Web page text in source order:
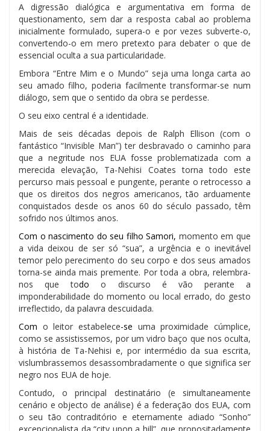
A digressão dialógica e argumentativa em forma de
questionamento, sem dar a resposta cabal ao problema
inicialmente formulado, supera-o e por vezes subverte-o,
convertendo-o em mero pretexto para debater o que de
essencial oculta a sua particularidade.
Embora “Entre Mim e o Mundo” seja uma longa carta ao
seu amado filho, poderia facilmente transformar-se num
diálogo, sem que o sentido da obra se perdesse.
O seu eixo central é a identidade.
Mais de seis décadas depois de Ralph Ellison (com o
fantástico “Invisible Man”) ter desbravado o caminho para
que a negritude nos EUA fosse problematizada com a
merecida elevação, Ta-Nehisi Coates torna todo este
percurso mais pessoal e pungente, perante o retrocesso a
que os direitos dos negros americanos, tão arduamente
conquistados desde os anos 60 do século passado, têm
sofrido nos últimos anos.
Com o nascimento do seu filho Samori, momento em que
a vida deixou de ser só “sua”, a urgência e o inevitável
temor pelo perecimento do seu corpo e dos seus amados
torna-se ainda mais premente. Por toda a obra, relembra-
nos que todoo discurso é vão perante a
imponderabilidade do momento ou local errado, do gesto
irreflectido, da palavra descuidada.
Com o leitor estabelece-se uma proximidade cúmplice,
como se assistissemos, por um vidro baço que nos oculta,
à história de Ta-Nehisi e, por intermédio da sua escrita,
vislumbrassemos desassombradamente o que significa ser
negro nos EUA de hoje.
Contudo, o principal destinatário (e simultaneamente
cenário e objecto de análise) é a federação dos EUA, com
o seu tão contraditório e eternamente adiado “Sonho”